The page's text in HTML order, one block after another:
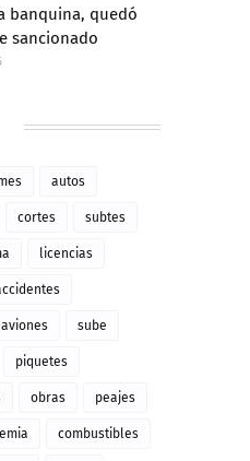
banquina, quedó
sancionado
autos
cortes subtes
licencias
aviones sube
piquetes
obras peajes
combustibles